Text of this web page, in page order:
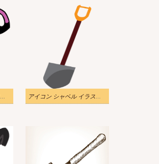
アイコン シャベル イラスト 透明3 アイコン シャベル イラスト透明